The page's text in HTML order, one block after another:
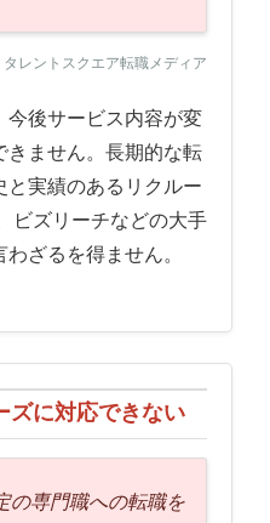
タレントスクエア転職メディア
今後サービス内容が変
きません。長期的な転
と実績のあるリクルー
ビズリーチなどの大手
ざるを得ません。
ズに対応できない
の専門職への転職を